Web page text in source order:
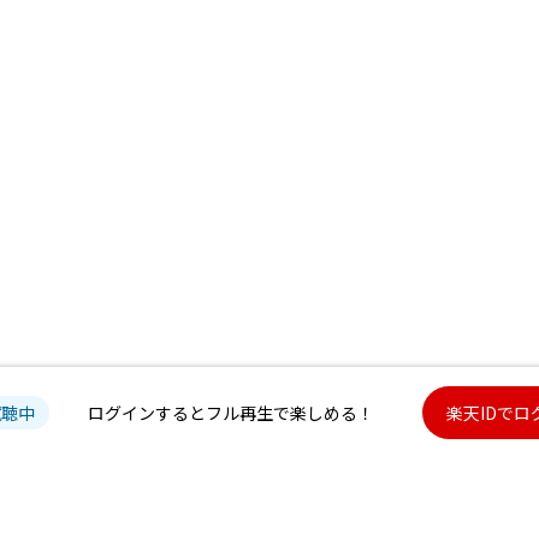
中 ログインするとフル再生で楽しめる！ 楽天IDでロ